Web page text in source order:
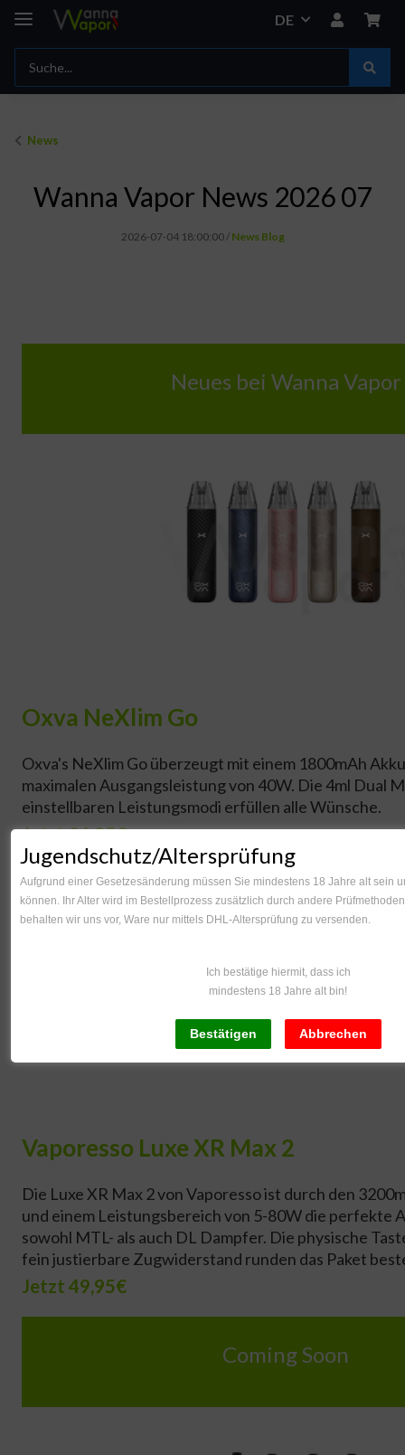
DE
News
Wanna Vapor News 2026 07
2026-07-04 18:00:00 / News Blog
Neues bei Wanna Vapor
Oxva NeXlim Go
Oxva's NeXlim Go überzeugt mit einem 1800mAh
maximalen Ausgangsleistung von 40W. Die 4ml Dual
einstellbaren Leistungsmodi erfüllen alle Wünsche.
Jetzt 21,95€
Vaporesso Luxe XR Max 2
Die Luxe XR Max 2 von Vaporesso ist durch den
und einem Leistungsbereich von 5-80W die perfekte
sowohl MTL- als auch DL Dampfer. Die physische
fein justierbare Zugwiderstand runden das Paket
Jetzt 49,95€
Coming Soon
Jugendschutz/Altersprüfung
Aufgrund einer Gesetzesänderung müssen Sie mindestens 18 Jahre alt sein
können. Ihr Alter wird im Bestellprozess zusätzlich durch andere
behalten wir uns vor, Ware nur mittels DHL-Altersprüfung zu versenden.
Ich bestätige hiermit, dass ich
mindestens 18 Jahre alt bin!